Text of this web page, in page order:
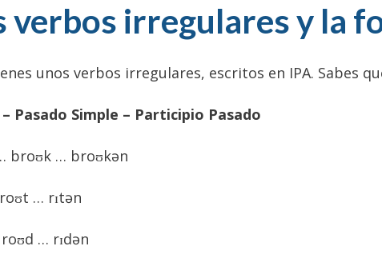
verbos irregulares y la
unos verbos irregulares, escritos en IPA. Sabes
Pasado Simple – Participio Pasado
broʊk … broʊkən
roʊt … rɪtən
… rɪdən